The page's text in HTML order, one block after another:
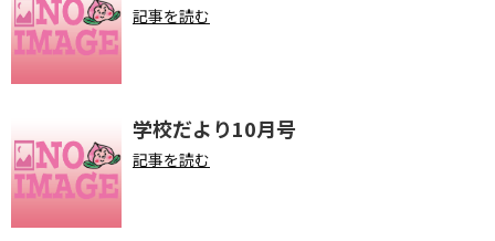
記事を読む
学校だより10月号
記事を読む